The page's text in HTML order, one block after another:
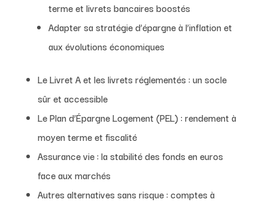
terme et livrets bancaires boostés
Adapter sa stratégie d’épargne à l’inflation et
aux évolutions économiques
Le Livret A et les livrets réglementés : un socle
sûr et accessible
Le Plan d’Épargne Logement (PEL) : rendement à
moyen terme et fiscalité
Assurance vie : la stabilité des fonds en euros
face aux marchés
Autres alternatives sans risque : comptes à